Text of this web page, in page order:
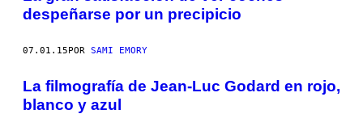
despeñarse por un precipicio
07.01.15POR SAMI EMORY
La filmografía de Jean-Luc Godard en rojo,
blanco y azul